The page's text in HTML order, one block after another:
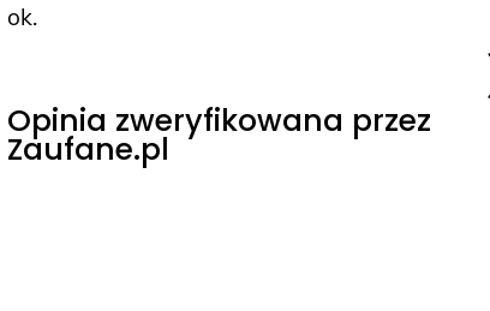
ok.
Opinia zweryfikowana przez
Zaufane.pl